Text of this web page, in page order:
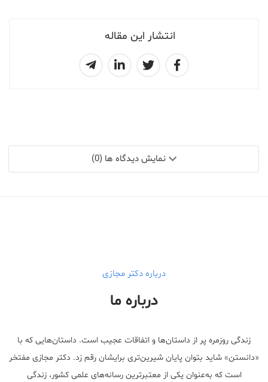
انتشار این مقاله
نمایش دیدگاه ها (0)
درباره دکتر مجازی
درباره ما
زندگی روزمره پر از داستان‌ها و اتفاقات عجیب است. داستان‌هایی که با
«دانستن» شاید بتوان پایان شیرین‌تری برایشان رقم زد. دکتر مجازی مفتخر
است که به‌عنوان یکی از معتبر‌ترین رسانه‌های علمی کشور، زندگی